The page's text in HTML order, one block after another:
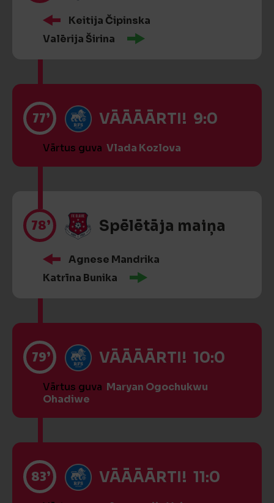
Keitija Čipinska
Valērija Širina
77’ VĀĀĀĀRTI! 9:0
Vārtus guva Vlada Kozlova
78’ Spēlētāja maiņa
Agnese Mandrika
Katrīna Bunika
79’ VĀĀĀĀRTI! 10:0
Vārtus guva Maryan Ogochukwu
Ohadiwe
83’ VĀĀĀĀRTI! 11:0